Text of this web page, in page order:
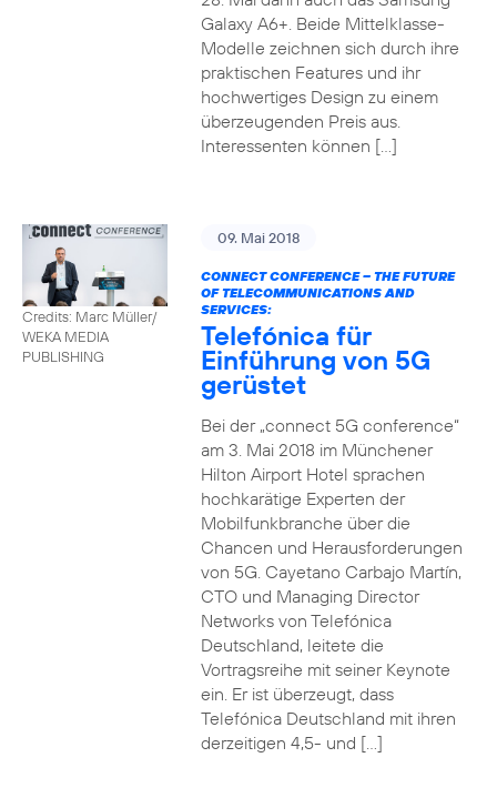
Galaxy A6+. Beide Mittelklasse-
Modelle zeichnen sich durch ihre
praktischen Features und ihr
hochwertiges Design zu einem
überzeugenden Preis aus.
Interessenten können […]
Credits: Marc Müller/
WEKA MEDIA
PUBLISHING
09. Mai 2018
CONNECT CONFERENCE – THE FUTURE
OF TELECOMMUNICATIONS AND
SERVICES:
Telefónica für
Einführung von 5G
gerüstet
Bei der „connect 5G conference“
am 3. Mai 2018 im Münchener
Hilton Airport Hotel sprachen
hochkarätige Experten der
Mobilfunkbranche über die
Chancen und Herausforderungen
von 5G. Cayetano Carbajo Martín,
CTO und Managing Director
Networks von Telefónica
Deutschland, leitete die
Vortragsreihe mit seiner Keynote
ein. Er ist überzeugt, dass
Telefónica Deutschland mit ihren
derzeitigen 4,5- und […]